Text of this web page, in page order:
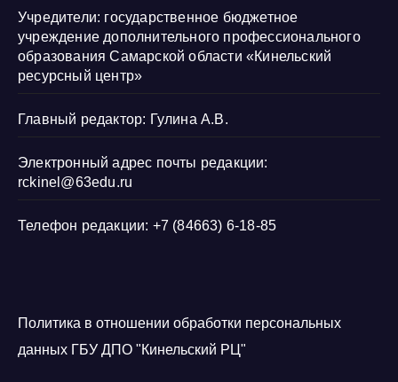
Учредители: государственное бюджетное
учреждение дополнительного профессионального
образования Самарской области «Кинельский
ресурсный центр»
Главный редактор: Гулина А.В.
Электронный адрес почты редакции:
rckinel@63edu.ru
Телефон редакции: +7 (84663) 6-18-85
Политика в отношении обработки персональных
данных ГБУ ДПО "Кинельский РЦ"